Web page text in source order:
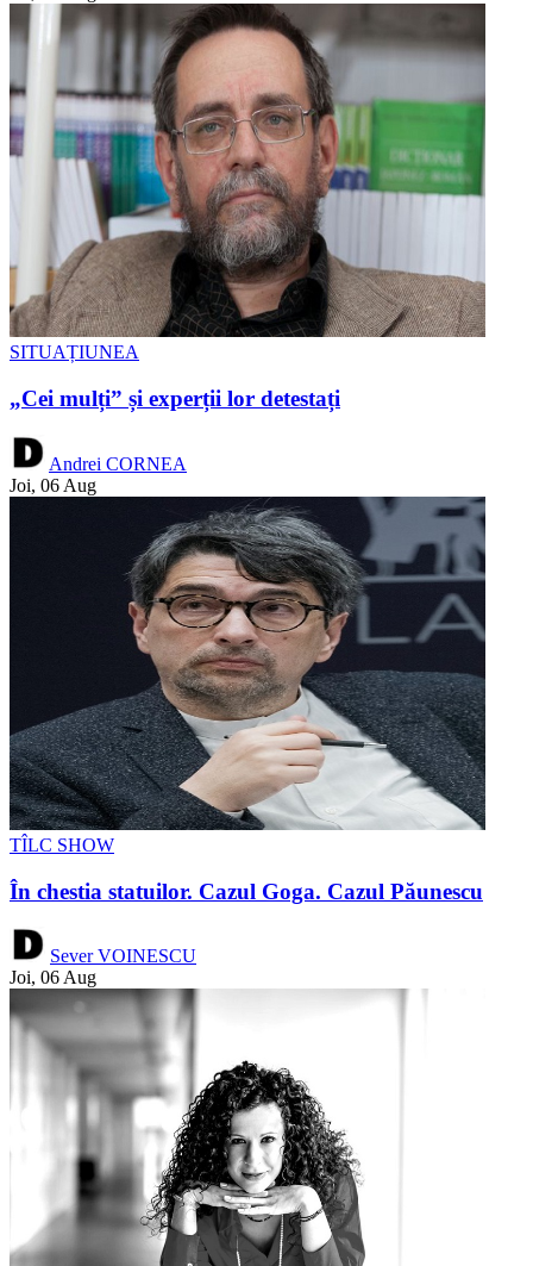
SITUAȚIUNEA
„Cei mulți” și experții lor detestați
Andrei CORNEA
Joi, 06 Aug
TÎLC SHOW
În chestia statuilor. Cazul Goga. Cazul Păunescu
Sever VOINESCU
Joi, 06 Aug